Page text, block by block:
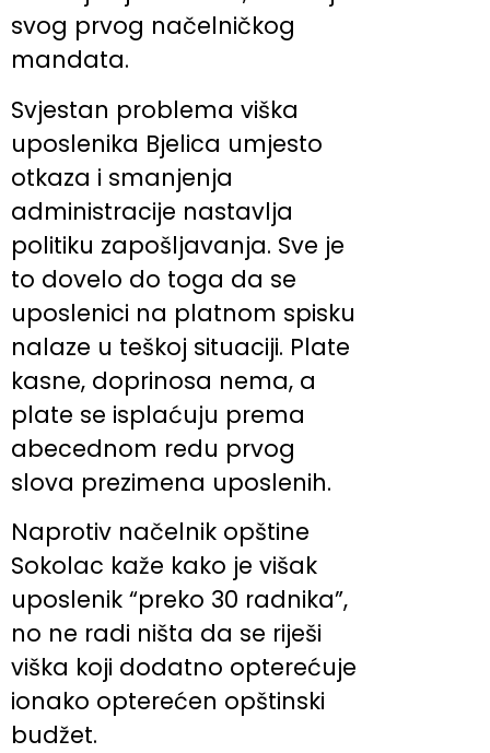
svog prvog načelničkog
mandata.
Svjestan problema viška
uposlenika Bjelica umjesto
otkaza i smanjenja
administracije nastavlja
politiku zapošljavanja. Sve je
to dovelo do toga da se
uposlenici na platnom spisku
nalaze u teškoj situaciji. Plate
kasne, doprinosa nema, a
plate se isplaćuju prema
abecednom redu prvog
slova prezimena uposlenih.
Naprotiv načelnik opštine
Sokolac kaže kako je višak
uposlenik “preko 30 radnika”,
no ne radi ništa da se riješi
viška koji dodatno opterećuje
ionako opterećen opštinski
budžet.